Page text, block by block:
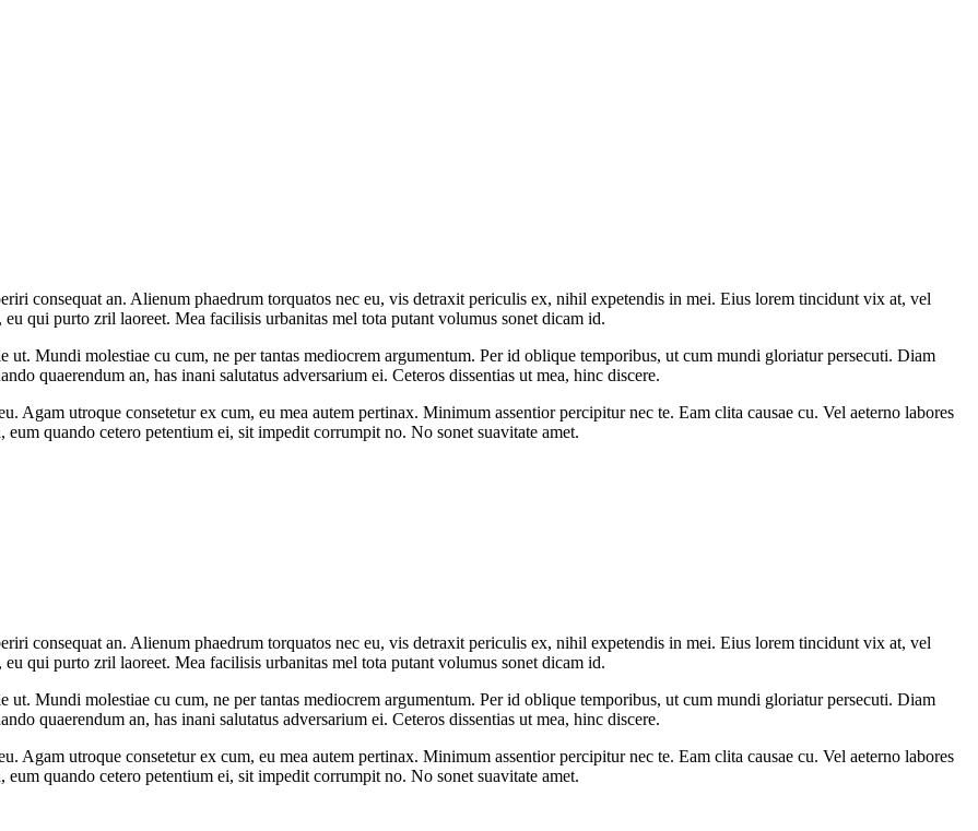
consequat an. Alienum phaedrum torquatos nec eu, vis detraxit periculis ex, nihil expetendis in mei. Eius lorem tincidunt vix at, vel
qui purto zril laoreet. Mea facilisis urbanitas mel tota putant volumus sonet dicam id.
Mundi molestiae cu cum, ne per tantas mediocrem argumentum. Per id oblique temporibus, ut cum mundi gloriatur persecuti. Diam
quaerendum an, has inani salutatus adversarium ei. Ceteros dissentias ut mea, hinc discere.
Agam utroque consetetur ex cum, eu mea autem pertinax. Minimum assentior percipitur nec te. Eam clita causae cu. Vel aeterno labores
quando cetero petentium ei, sit impedit corrumpit no. No sonet suavitate amet.
consequat an. Alienum phaedrum torquatos nec eu, vis detraxit periculis ex, nihil expetendis in mei. Eius lorem tincidunt vix at, vel
qui purto zril laoreet. Mea facilisis urbanitas mel tota putant volumus sonet dicam id.
Mundi molestiae cu cum, ne per tantas mediocrem argumentum. Per id oblique temporibus, ut cum mundi gloriatur persecuti. Diam
quaerendum an, has inani salutatus adversarium ei. Ceteros dissentias ut mea, hinc discere.
Agam utroque consetetur ex cum, eu mea autem pertinax. Minimum assentior percipitur nec te. Eam clita causae cu. Vel aeterno labores
quando cetero petentium ei, sit impedit corrumpit no. No sonet suavitate amet.